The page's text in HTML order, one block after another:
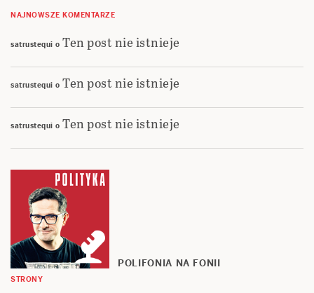
NAJNOWSZE KOMENTARZE
satrustequi o Ten post nie istnieje
satrustequi o Ten post nie istnieje
satrustequi o Ten post nie istnieje
POLIFONIA NA FONII
STRONY